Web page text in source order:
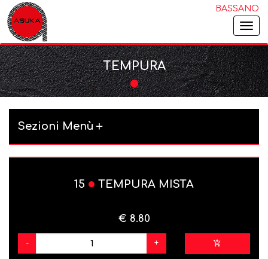
BASSANO
TEMPURA
Sezioni Menù
15 TEMPURA MISTA
€ 8.80
- +